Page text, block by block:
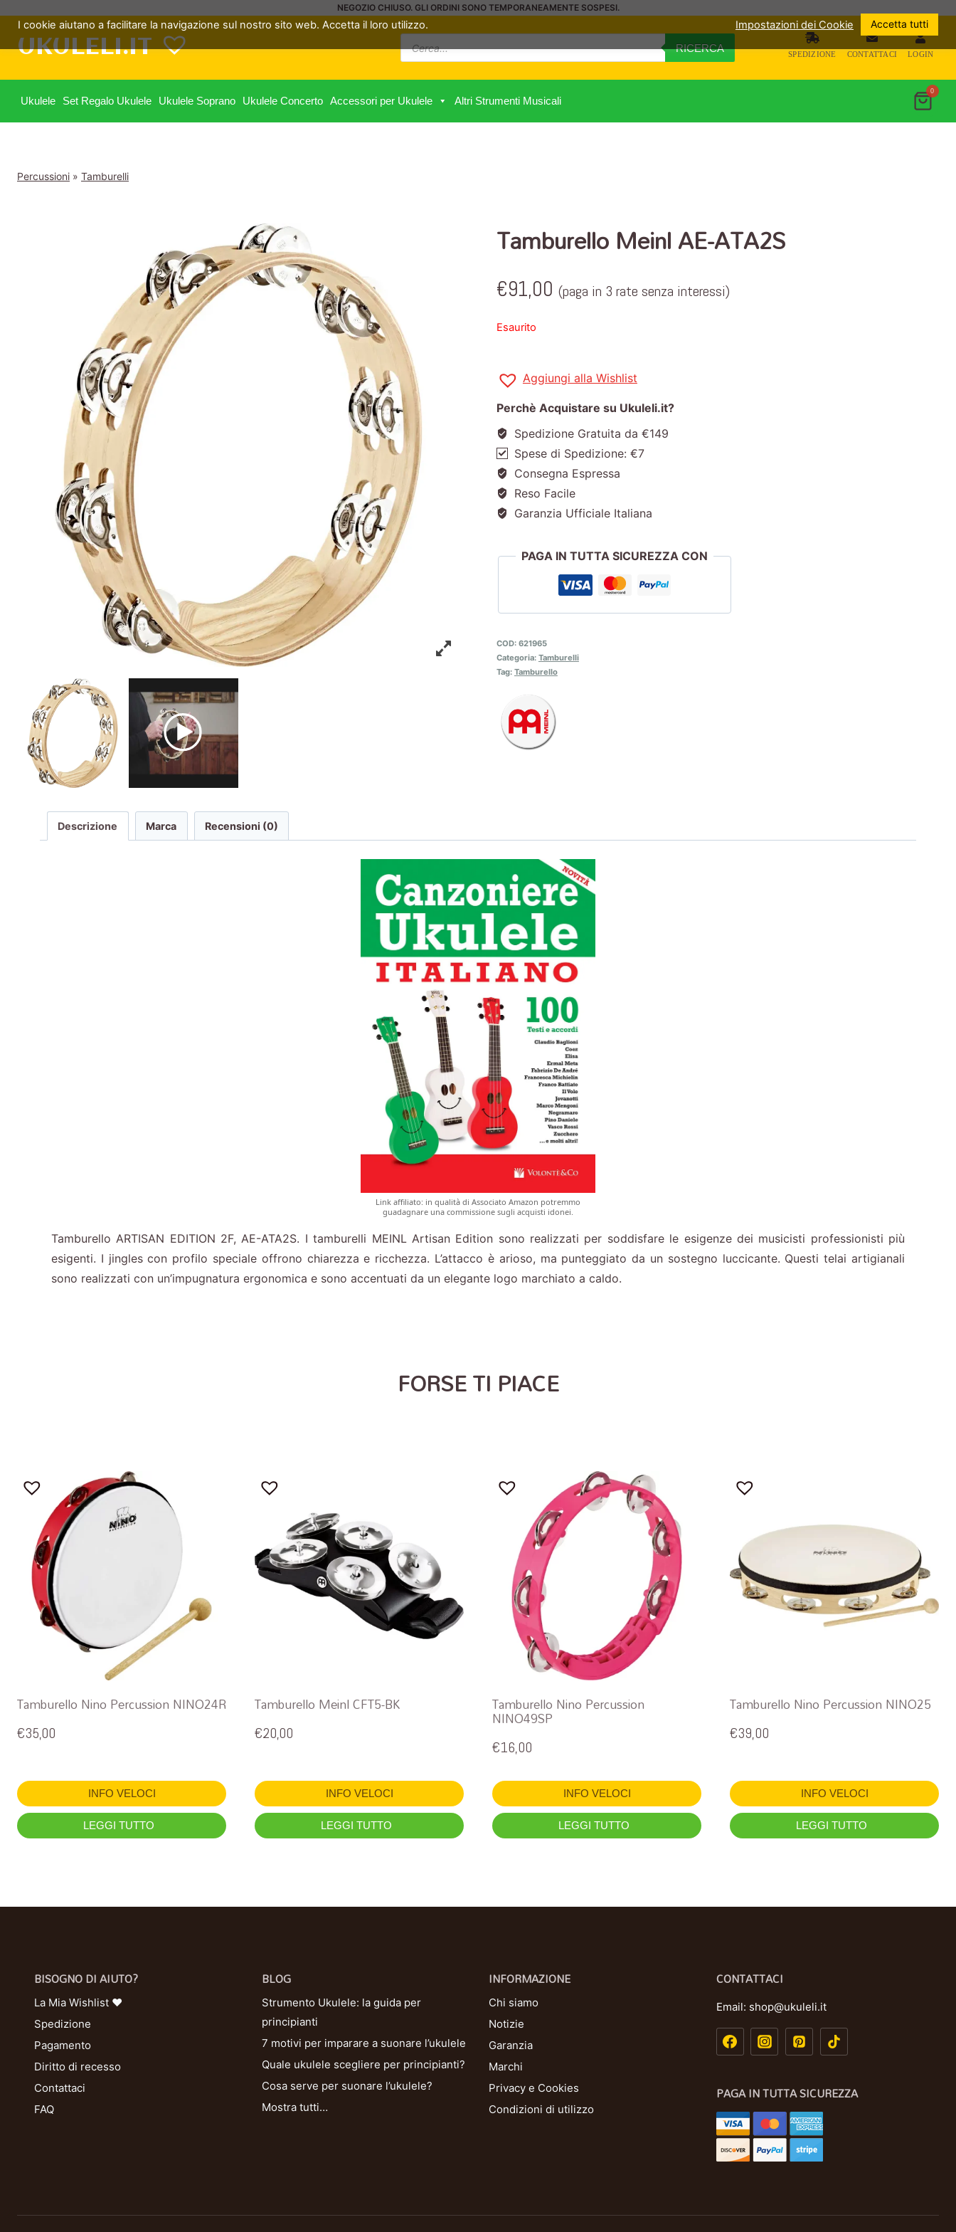
contenuto
NEGOZIO CHIUSO. GLI ORDINI SONO TEMPORANEAMENTE SOSPESI.
UKULELI.IT
Ricerca
prodotti
RICERCA SPEDIZIONE CONTATTACI LOGIN
Ukulele Set Regalo Ukulele Ukulele Soprano Ukulele Concerto Accessori per Ukulele Altri Strumenti Musicali
0
Percussioni » Tamburelli
Tamburello Meinl AE-ATA2S
€91,00 (paga in 3 rate senza interessi)
Esaurito
Aggiungi alla Wishlist
Perchè Acquistare su Ukuleli.it?
Spedizione Gratuita da €149
Spese di Spedizione: €7
Consegna Espressa
Reso Facile
Garanzia Ufficiale Italiana
PAGA IN TUTTA SICUREZZA CON
COD: 621965
Categoria: Tamburelli
Tag: Tamburello
Descrizione Marca Recensioni (0)
Link affiliato: in qualità di Associato Amazon potremmo
guadagnare una commissione sugli acquisti idonei.
Tamburello ARTISAN EDITION 2F, AE-ATA2S. I tamburelli MEINL Artisan Edition sono realizzati per soddisfare le esigenze dei musicisti professionisti più
esigenti. I jingles con profilo speciale offrono chiarezza e ricchezza. L’attacco è arioso, ma punteggiato da un sostegno luccicante. Questi telai artigianali
sono realizzati con un’impugnatura ergonomica e sono accentuati da un elegante logo marchiato a caldo.
FORSE TI PIACE
Tamburello Nino Percussion NINO24R
€35,00
INFO VELOCI
LEGGI TUTTO
Tamburello Meinl CFT5-BK
€20,00
INFO VELOCI
LEGGI TUTTO
Tamburello Nino Percussion
NINO49SP
€16,00
INFO VELOCI
LEGGI TUTTO
Tamburello Nino Percussion NINO25
€39,00
INFO VELOCI
LEGGI TUTTO
BISOGNO DI AIUTO?
La Mia Wishlist ❤
Spedizione
Pagamento
Diritto di recesso
Contattaci
FAQ
BLOG
Strumento Ukulele: la guida per
principianti
7 motivi per imparare a suonare l’ukulele
Quale ukulele scegliere per principianti?
Cosa serve per suonare l’ukulele?
Mostra tutti…
INFORMAZIONE
Chi siamo
Notizie
Garanzia
Marchi
Privacy e Cookies
Condizioni di utilizzo
CONTATTACI
Email: shop@ukuleli.it
PAGA IN TUTTA SICUREZZA
I cookie aiutano a facilitare la navigazione sul nostro sito web. Accetta il loro utilizzo. Impostazioni dei Cookie Accetta tutti